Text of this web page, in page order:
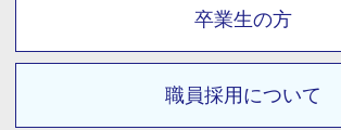
卒業生の方
職員採用について